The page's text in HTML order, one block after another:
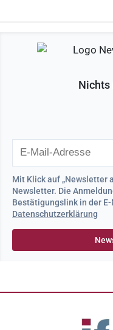
Nichts
Mit Klick auf „Newsletter
Newsletter. Die
Bestätigungslink in der
Datenschutzerklärung